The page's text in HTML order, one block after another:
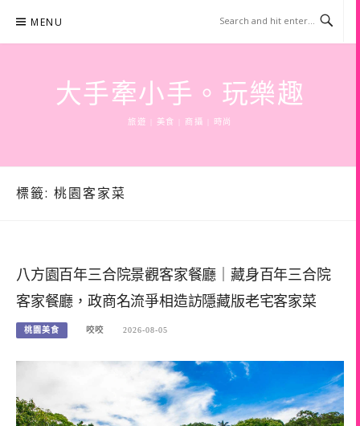
content
MENU
大手牽小手。玩樂趣
旅遊 | 美食 | 商攝 | 時尚
標籤: 桃園客家菜
八方園百年三合院景觀客家餐廳｜藏身百年三合院
客家餐廳，政商名流爭相造訪隱藏版老宅客家菜
桃園美食 咬咬 2026-08-05